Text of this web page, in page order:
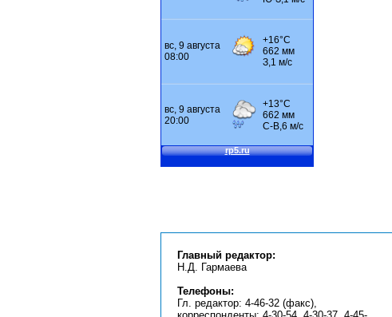
Главный редактор:
Н.Д. Гармаева
Телефоны:
Гл. редактор: 4-46-32 (факс),